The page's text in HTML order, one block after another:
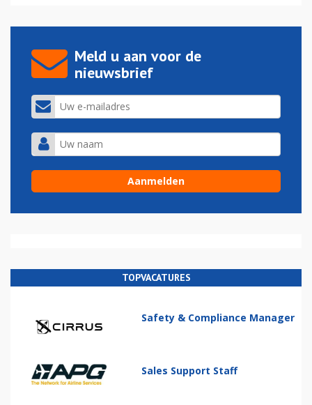
Meld u aan voor de
nieuwsbrief
TOPVACATURES
Safety & Compliance Manager
Sales Support Staff